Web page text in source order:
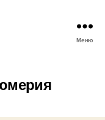
Меню